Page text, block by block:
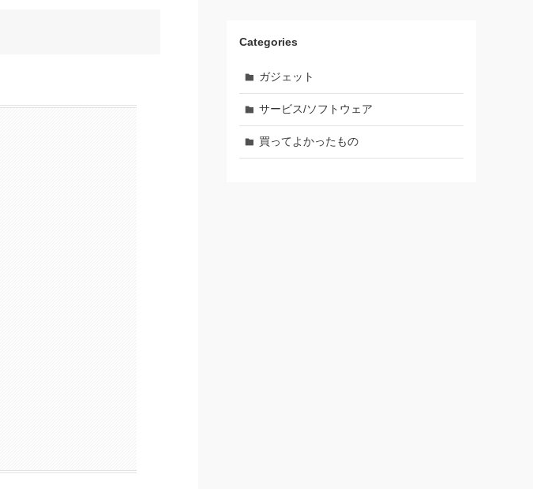
Categories
ガジェット
サービス/ソフトウェア
買ってよかったもの